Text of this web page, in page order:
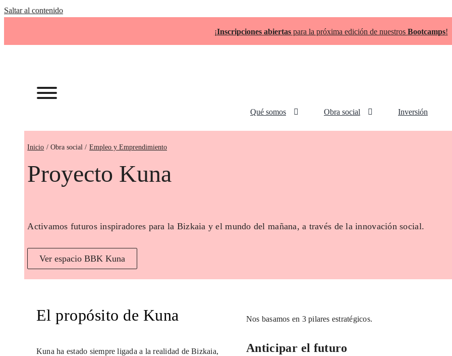
Saltar al contenido
¡Inscripciones abiertaspara la próxima edición de nuestros Bootcamps!
Qué somos Obra social Inversión
Inicio Empleo y Emprendimiento
Proyecto Kuna
Activamos futuros inspiradores para la Bizkaia y el mundo del mañana, a través de la innovación social.
Ver espacio BBK Kuna
El propósito de Kuna
Kuna ha estado siempre ligada a la realidad de Bizkaia,
Nos basamos en 3 pilares estratégicos.
Anticipar el futuro